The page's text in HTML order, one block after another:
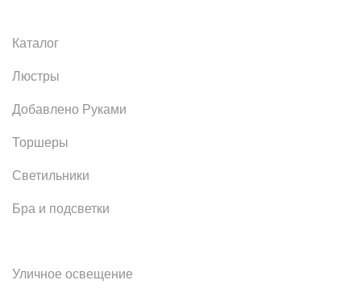
Каталог
Люстры
Добавлено Руками
Торшеры
Светильники
Бра и подсветки
Уличное освещение